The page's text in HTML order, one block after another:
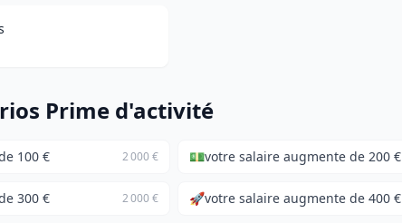
Prime d'activité
100 € 2 000 € 💵votre salaire augmente de 200 €
300 € 2 000 € 🚀votre salaire augmente de 400 €